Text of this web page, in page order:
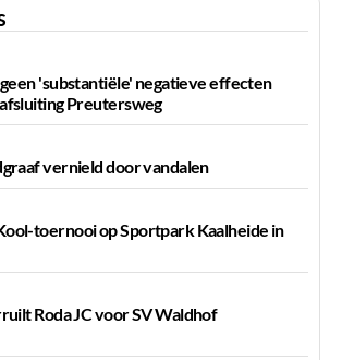
'substantiële' negatieve effecten
Preutersweg
vernield door vandalen
toernooi op Sportpark Kaalheide in
Roda JC voor SV Waldhof